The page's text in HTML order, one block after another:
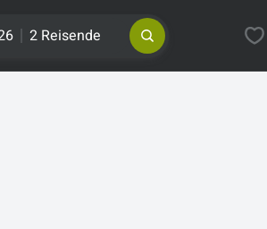
2 Reisende